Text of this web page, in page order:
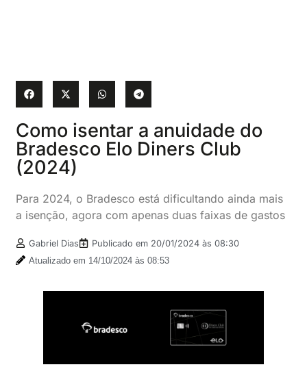
Como isentar a anuidade do
Bradesco Elo Diners Club
(2024)
Para 2024, o Bradesco está dificultando ainda mais
a isenção, agora com apenas duas faixas de gastos
Gabriel Dias Publicado em 20/01/2024 às 08:30
Atualizado em 14/10/2024 às 08:53